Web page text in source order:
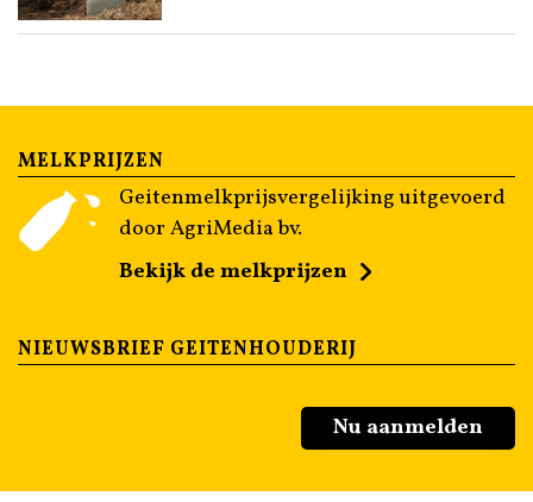
MELKPRIJZEN
Geitenmelkprijsvergelijking uitgevoerd
door AgriMedia bv.
Bekijk de melkprijzen
NIEUWSBRIEF GEITENHOUDERIJ
Nu aanmelden